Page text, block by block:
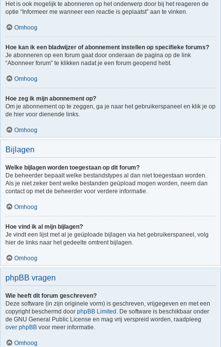
Het is ook mogelijk te abonneren op het onderwerp door bij het reageren de
optie “Informeer me wanneer een reactie is geplaatst” aan te vinken.
Omhoog
Hoe kan ik een bladwijzer of abonnement instellen op specifieke forums?
Je abonneren op een forum gaat door onderaan de pagina op de link
“Abonneer forum” te klikken nadat je een forum geopend hebt.
Omhoog
Hoe zeg ik mijn abonnement op?
Om je abonnement op te zeggen, ga je naar het gebruikerspaneel en klik je op
de hier voor dienende links.
Omhoog
Bijlagen
Welke bijlagen worden toegestaan op dit forum?
De beheerder bepaalt welke bestandstypes al dan niet toegestaan worden.
Als je niet zeker bent welke bestanden geüpload mogen worden, neem dan
contact op met de beheerder voor verdere informatie.
Omhoog
Hoe vind ik al mijn bijlagen?
Je vindt een lijst met al je geüploade bijlagen via het gebruikerspaneel, volg
hier de links naar het gedeelte omtrent bijlagen.
Omhoog
phpBB vragen
Wie heeft dit forum geschreven?
Deze software (in zijn originele vorm) is geschreven, vrijgegeven en met een
copyright beschermd door phpBB Limited . De software is beschikbaar onder
de GNU General Public License en mag vrij verspreid worden, raadpleeg
over phpBB voor meer informatie.
Omhoog